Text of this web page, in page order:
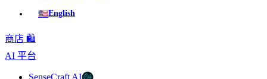
🇺🇸English
商店 🛍️
AI 平台